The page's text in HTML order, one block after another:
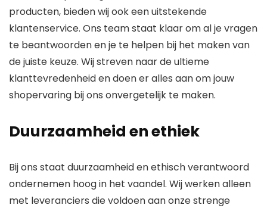
producten, bieden wij ook een uitstekende
klantenservice. Ons team staat klaar om al je vragen
te beantwoorden en je te helpen bij het maken van
de juiste keuze. Wij streven naar de ultieme
klanttevredenheid en doen er alles aan om jouw
shopervaring bij ons onvergetelijk te maken.
Duurzaamheid en ethiek
Bij ons staat duurzaamheid en ethisch verantwoord
ondernemen hoog in het vaandel. Wij werken alleen
met leveranciers die voldoen aan onze strenge